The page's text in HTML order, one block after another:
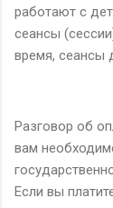
работают с
сеансы
время, сеансы
Разговор об
вам
Если вы